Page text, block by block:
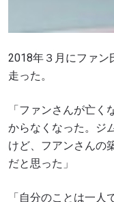
2018年３月にファン
走った。
「ファンさんが亡
からなくなった。ジ
けど、フアンさんの
だと思った」
「自分のことは一